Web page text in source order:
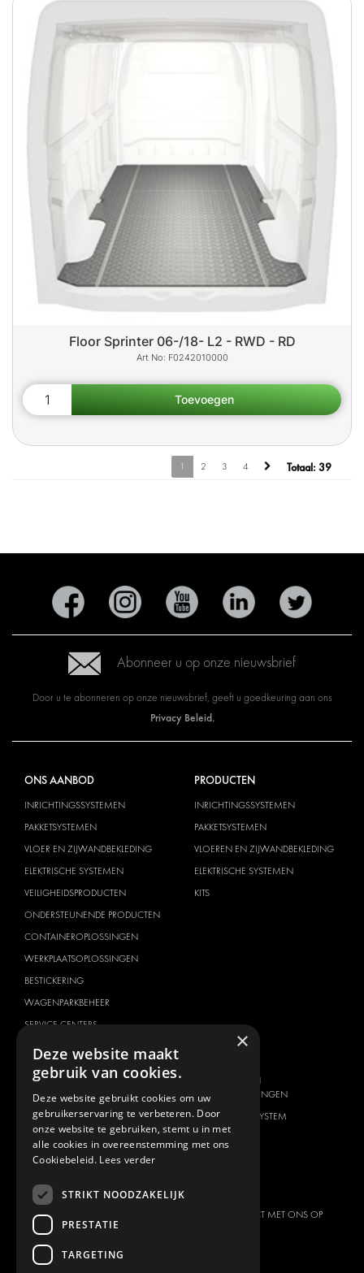
Floor Sprinter 06-/18- L2 - RWD - RD
F0242010000
1 2 3 4 Totaal: 39
Abonneer u op onze nieuwsbrief
Door u te abonneren op onze nieuwsbrief, geeft u goedkeuring aan ons
Privacy Beleid.
ONS AANBOD
INRICHTINGSSYSTEMEN
PAKKETSYSTEMEN
VLOER EN ZIJWANDBEKLEDING
ELEKTRISCHE SYSTEMEN
VEILIGHEIDSPRODUCTEN
ONDERSTEUNENDE PRODUCTEN
CONTAINEROPLOSSINGEN
WERKPLAATSOPLOSSINGEN
BESTICKERING
WAGENPARKBEHEER
SERVICE CENTERS
PRODUCTEN
INRICHTINGSSYSTEMEN
PAKKETSYSTEMEN
VLOEREN EN ZIJWANDBEKLEDING
ELEKTRISCHE SYSTEMEN
KITS
VOERTUIG MERK
CITROËN
DACIA
FORD
IVECO
MAXUS
MERCEDES
AANBIEDER VAN
TOTAALOPLOSSINGEN
OVER MODUL-SYSTEM
NEEM CONTACT MET ONS OP
×
Deze website maakt
gebruik van cookies.
Deze website gebruikt cookies om uw
gebruikerservaring te verbeteren. Door
onze website te gebruiken, stemt u in met
alle cookies in overeenstemming met ons
Cookiebeleid. Lees verder
STRIKT NOODZAKELIJK
PRESTATIE
TARGETING